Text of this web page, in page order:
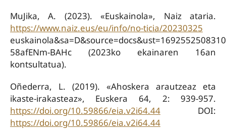
MuJika, A. (2023). «Euskainola», Naiz ataria.
https://www.naiz.eus/eu/info/no-ticia/20230325
58afENm-BAHc (2023ko ekainaren 16an
kontsultatua).
Oñederra, L. (2019). «Ahoskera arautzeaz eta
ikaste-irakasteaz», Euskera 64, 2: 939-957.
https://doi.org/10.59866/eia.v2i64.44DOI:
https://doi.org/10.59866/eia.v2i64.44